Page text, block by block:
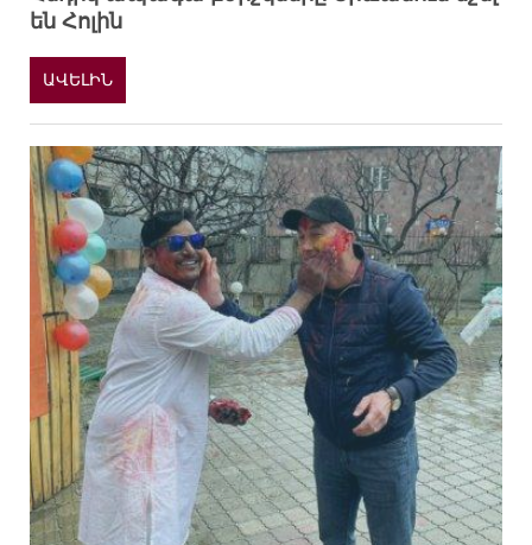
են Հոլին
ԱՎԵԼԻՆ